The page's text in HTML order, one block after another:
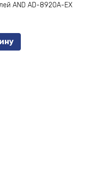
AND AD-8920A-EX